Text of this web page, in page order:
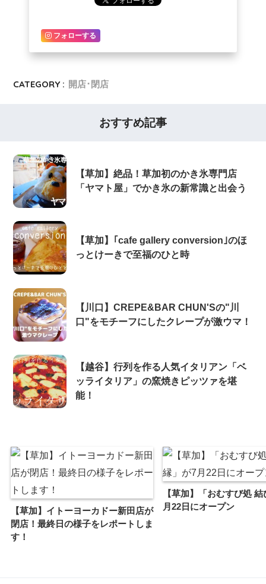
フォローする
CATEGORY : 開店･閉店
おすすめ記事
【草加】絶品！草加初のかき氷専門店
「ヤマト屋」でかき氷の新常識と出会う
【草加】｢cafe gallery conversion｣のほ
っとけーきで至福のひと時
【川口】CREPE&BAR CHUN'Sの"川
口"をモチーフにしたクレープが激ウマ！
【越谷】行列を作る人気イタリアン「ベ
ッライタリア」の窯焼きピッツァを堪
能！
【草加】イトーヨーカドー新田店が
閉店！最終日の様子をレポートしま
す！
【草加】「おむすび処
月22日にオープン